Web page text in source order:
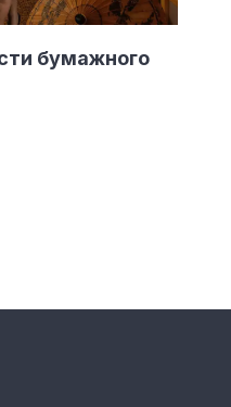
бумажного